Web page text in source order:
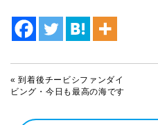
«到着後チービシファンダイ
ビング・今日も最高の海です